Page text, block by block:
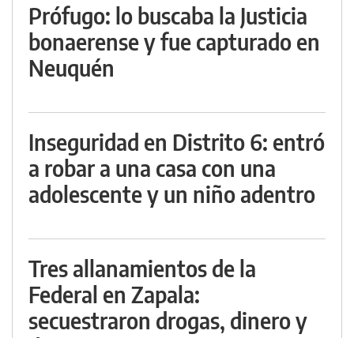
Prófugo: lo buscaba la Justicia
bonaerense y fue capturado en
Neuquén
Inseguridad en Distrito 6: entró
a robar a una casa con una
adolescente y un niño adentro
Tres allanamientos de la
Federal en Zapala:
secuestraron drogas, dinero y